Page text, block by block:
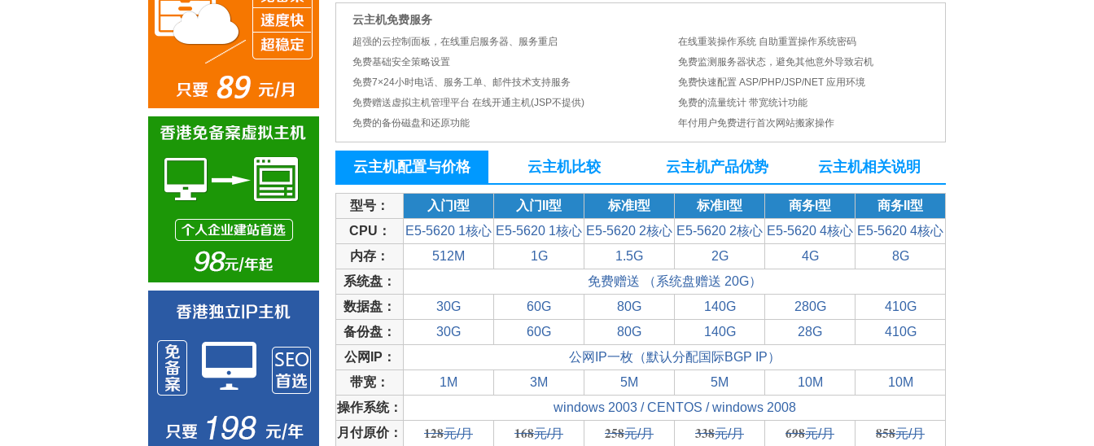
云主机免费服务
超强的云控制面板，在线重启服务器、服务重启
在线重装操作系统 自助重置操作系统密码
免费基础安全策略设置
免费监测服务器状态，避免其他意外导致宕机
免费7×24小时电话、服务工单、邮件技术支持服务
免费快速配置 ASP/PHP/JSP/NET 应用环境
免费赠送虚拟主机管理平台 在线开通主机(JSP不提供)
免费的流量统计 带宽统计功能
免费的备份磁盘和还原功能
年付用户免费进行首次网站搬家操作
云主机配置与价格 云主机比较 云主机产品优势 云主机相关说明
型号： 入门I型 入门II型 标准I型 标准II型 商务I型
商务II型
CPU：
E5-5620 1核心 E5-5620 1核心 E5-5620 2核心 E5-5620 2核心 E5-5620 4核心 E5-5620 4核心
内存：
512M 1G 1.5G 2G 4G
8G
系统盘：
免费赠送 （系统盘赠送 20G）
数据盘：
30G 60G 80G 140G 280G
410G
备份盘：
30G 60G 80G 140G 28G
410G
公网IP：
公网IP一枚（默认分配国际BGP IP）
带宽：
1M 3M 5M 5M 10M
10M
操作系统：
windows 2003 / CENTOS / windows 2008
月付原价：
128元/月 168元/月 258元/月 338元/月 698元/月 858元/月